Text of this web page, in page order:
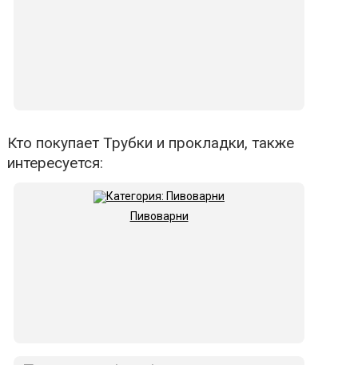
Кто покупает Трубки и прокладки, также
интересуется:
Пивоварни